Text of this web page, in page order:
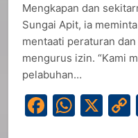
Mengkapan dan
Sungai Apit, ia
mentaati peraturan
mengurus izin. “Kami
pelabuhan…
X